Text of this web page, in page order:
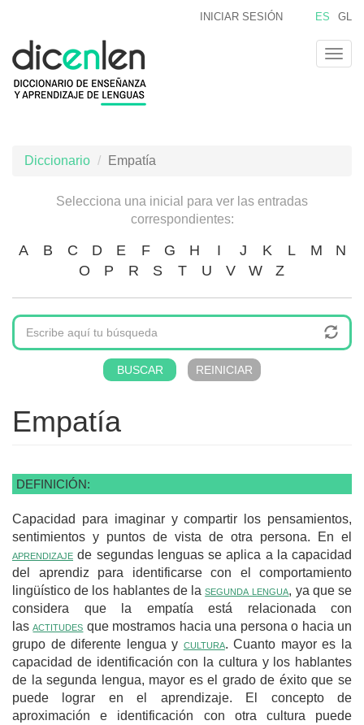
contenido
principal
ES GL
INICIAR SESIÓN
Diccionario Empatía
Selecciona una inicial para ver las entradas
correspondientes:
A B C D E F G H I J K L M
N
O
P R S T U V W Z
Empatía
DEFINICIÓN:
Capacidad para imaginar y compartir los pensamientos,
sentimientos y puntos de vista de otra persona. En el
aprendizaje de segundas lenguas se aplica a la capacidad
del aprendiz para identificarse con el comportamiento
lingüístico de los hablantes de lasegunda lengua, ya que se
considera que la empatía está relacionada con
lasactitudes que mostramos hacia una persona o hacia un
grupo de diferente lengua y cultura. Cuanto mayor es la
capacidad de identificación con la cultura y los hablantes
de la segunda lengua, mayor es el grado de éxito que se
puede lograr en el aprendizaje. El concepto de
aproximación e identificación con otra cultura puede